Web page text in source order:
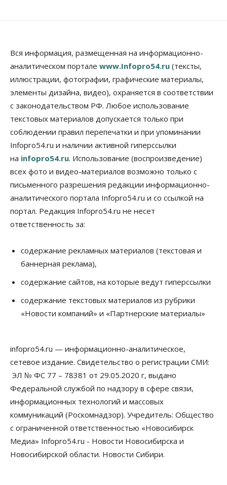
Детские центры Новосибирска
перегибают с «педагогикой успеха», считает
психолог
08 Августа 2026, 11:00
Общество
Союз продавцов маркетплейсов
обратился в правительство РФ из-за атак на WB
08 Августа 2026, 10:00
Общество
Новосибирцы будут получать квитанции за ЖКУ
по-новому
08 Августа 2026, 09:00
Бизнес
В Новосибирской области резко
сократился грузооборот в автоперевозках
07 Августа 2026, 19:00
Общество
В Новосибирске прошёл митинг
против нового закона о памятниках
Бизнес
В аэропорту Толмачёво завершены работы по
бетонированию рулежных дорожек
Бизнес Недвижимость Общество
Новосибирцы стали реже оформлять
дома по упрощенной схеме
07 Августа 2026, 16:00
Власть Право&Порядок
Роспотребнадзор изъял почти полторы тонны
мяса в Новосибирской области
07 Августа 2026, 15:00
Финансы
Расходы новосибирцев на спорт выросли на 40%
Вся информация, размещенная на информационно-
аналитическом портале www.Infopro54.ru (тексты,
иллюстрации, фотографии, графические материалы,
элементы дизайна, видео), охраняется в соответствии
с законодательством РФ. Любое использование
текстовых материалов допускается только при
соблюдении правил перепечатки и при упоминании
Infopro54.ru и наличии активной гиперссылки
на infopro54.ru. Использование (воспроизведение)
всех фото и видео-материалов возможно только с
письменного разрешения редакции информационно-
аналитического портала Infopro54.ru и со ссылкой на
портал. Редакция Infopro54.ru не несет
ответственность за:
содержание рекламных материалов (текстовая и
баннерная реклама),
содержание сайтов, на которые ведут гиперссылки
содержание текстовых материалов из рубрики
«Новости компаний» и «Партнерские материалы»
infopro54.ru — информационно-аналитическое,
сетевое издание. Свидетельство о регистрации СМИ:
ЭЛ № ФС 77 – 78381 от 29.05.2020 г, выдано
Федеральной службой по надзору в сфере связи,
информационных технологий и массовых
коммуникаций (Роскомнадзор). Учредитель: Общество
с ограниченной ответственностью «Новосибирск
Медиа» Infopro54.ru - Новости Новосибирска и
Новосибирской области. Новости Сибири.